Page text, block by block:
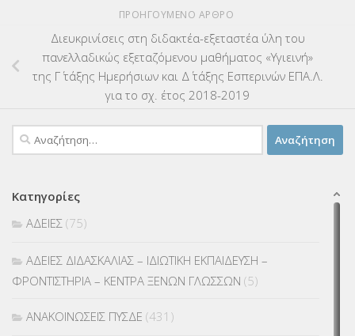
ΠΡΟΗΓΟΎΜΕΝΟ ΆΡΘΡΟ
Διευκρινίσεις στη διδακτέα-εξεταστέα ύλη του
πανελλαδικώς εξεταζόμενου μαθήματος «Υγιεινή»
της Γ΄ τάξης Ημερήσιων και Δ΄ τάξης Εσπερινών ΕΠΑ.Λ.
για το σχ. έτος 2018-2019
Αναζήτηση
για:
Κατηγορίες
ΑΔΕΙΕΣ (75)
ΑΔΕΙΕΣ ΔΙΔΑΣΚΑΛΙΑΣ – ΙΔΙΩΤΙΚΗ ΕΚΠΑΙΔΕΥΣΗ –
ΦΡΟΝΤΙΣΤΗΡΙΑ – ΚΕΝΤΡΑ ΞΕΝΩΝ ΓΛΩΣΣΩΝ (5)
ΑΝΑΚΟΙΝΩΣΕΙΣ ΠΥΣΔΕ (431)